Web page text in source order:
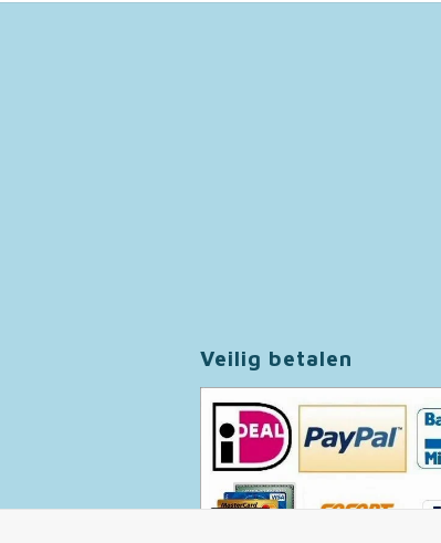
Veilig betalen